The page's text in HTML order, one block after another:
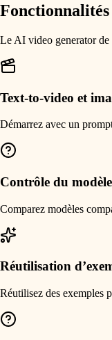
Le AI video generator de
Text-to-video et
Démarrez avec un
Contrôle du
Comparez modèles
Réutilisation
Réutilisez des exemples